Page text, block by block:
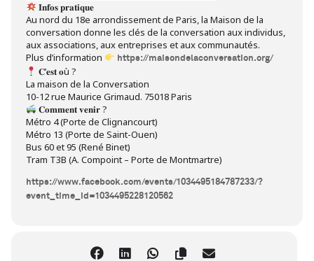
𝐈𝐧𝐟𝐨𝐬 𝐩𝐫𝐚𝐭𝐢𝐪𝐮𝐞
Au nord du 18e arrondissement de Paris, la Maison de la
conversation donne les clés de la conversation aux individus,
aux associations, aux entreprises et aux communautés.
Plus d’information
https://maisondelaconversation.org/
𝐂’𝐞𝐬𝐭 𝐨ù ?
La maison de la Conversation
10-12 rue Maurice Grimaud. 75018 Paris
𝐂𝐨𝐦𝐦𝐞𝐧𝐭 𝐯𝐞𝐧𝐢𝐫 ?
Métro 4 (Porte de Clignancourt)
Métro 13 (Porte de Saint-Ouen)
Bus 60 et 95 (René Binet)
Tram T3B (A. Compoint – Porte de Montmartre)
https://www.facebook.com/events/1034495184787233/?
event_time_id=1034495228120562